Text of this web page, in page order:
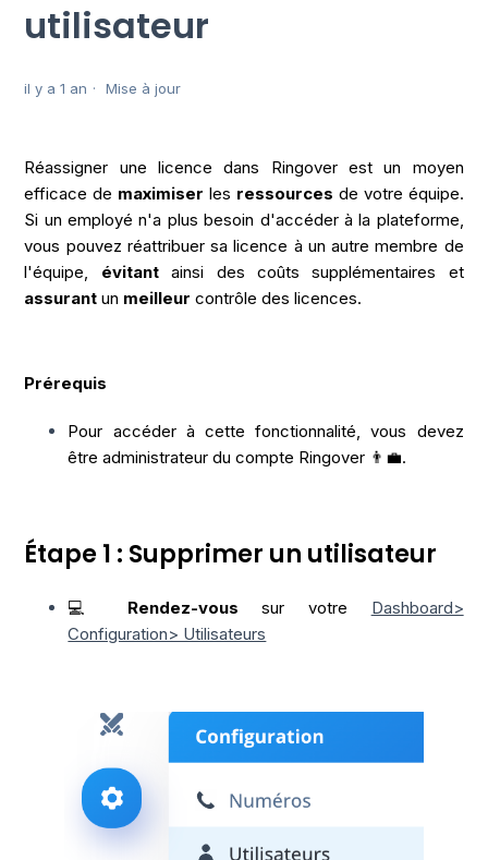
utilisateur
il y a 1 an Mise à jour
Réassigner une licence dans Ringover est un moyen
efficace de maximiser les ressources de votre équipe.
Si un employé n'a plus besoin d'accéder à la plateforme,
vous pouvez réattribuer sa licence à un autre membre de
l'équipe, évitantainsi des coûts supplémentaires et
assurant un meilleur contrôle des licences.
Prérequis
Pour accéder à cette fonctionnalité, vous devez
être administrateur du compte Ringover 👨‍💼.
Étape 1 : Supprimer un utilisateur
💻 Rendez-vous sur votre Dashboard>
Configuration> Utilisateurs